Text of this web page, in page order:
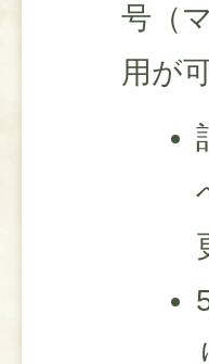
号（
用が